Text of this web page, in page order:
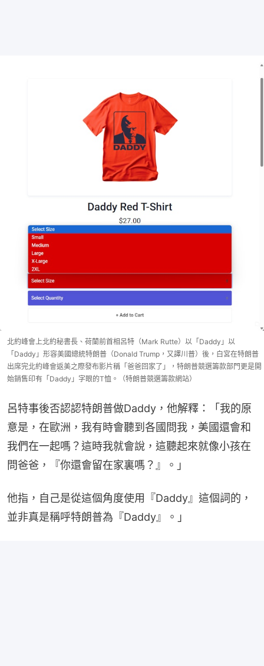
北約峰會上北約秘書長、荷蘭前首相呂特（Mark Rutte）以「Daddy」以
「Daddy」形容美國總統特朗普（Donald Trump，又譯川普）後，白宮在特朗普
出席完北約峰會返美之際發布影片稱「爸爸回家了」，特朗普競選籌款部門更是開
始銷售印有「Daddy」字眼的T恤。（特朗普競選籌款網站）
呂特事後否認認特朗普做Daddy，他解釋：「我的原
意是，在歐洲，我有時會聽到各國問我，美國還會和
我們在一起嗎？這時我就會說，這聽起來就像小孩在
問爸爸，『你還會留在家裏嗎？』。」
他指，自己是從這個角度使用『Daddy』這個詞的，
並非真是稱呼特朗普為『Daddy』。」